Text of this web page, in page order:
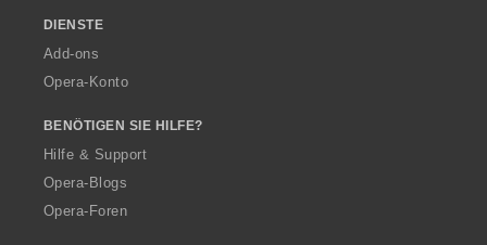
DIENSTE
Add-ons
Opera-Konto
BENÖTIGEN SIE HILFE?
Hilfe & Support
Opera-Blogs
Opera-Foren